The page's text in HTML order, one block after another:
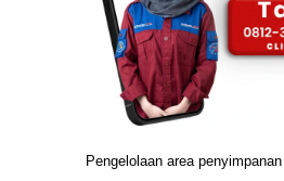
Pengelolaan area